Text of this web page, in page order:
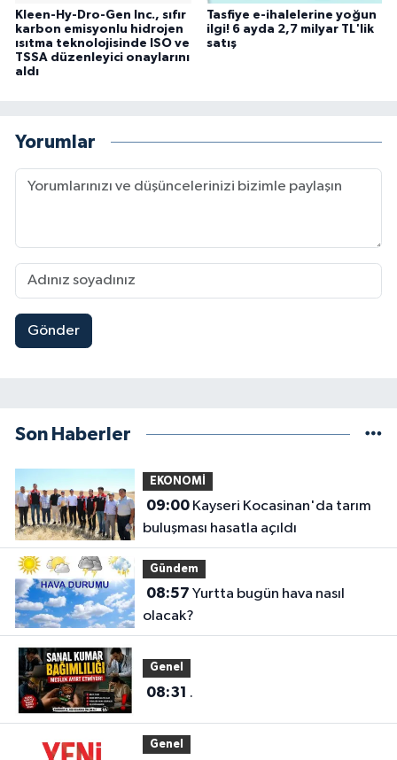
Kleen-Hy-Dro-Gen Inc., sıfır
karbon emisyonlu hidrojen
ısıtma teknolojisinde ISO ve
TSSA düzenleyici onaylarını
aldı
Tasfiye e-ihalelerine yoğun
ilgi! 6 ayda 2,7 milyar TL'lik
satış
Yorumlar
Gönder
Son Haberler
EKONOMİ
09:00Kayseri Kocasinan'da tarım
buluşması hasatla açıldı
Gündem
08:57
olacak?
Genel
08:31 .
Genel